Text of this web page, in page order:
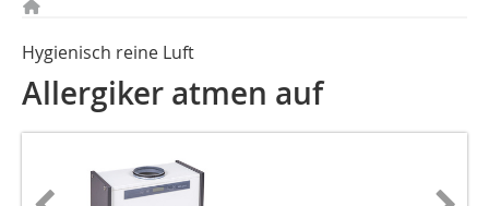
Hygienisch reine Luft
Allergiker atmen auf